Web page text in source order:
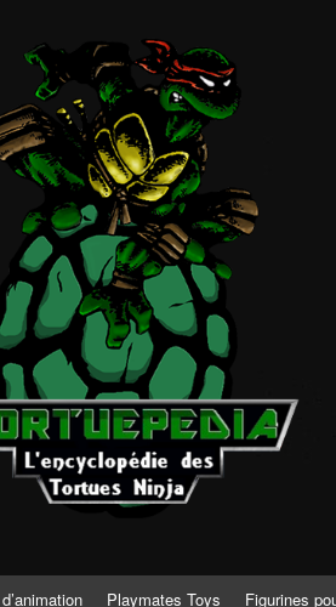
Playmates Toys Figurines